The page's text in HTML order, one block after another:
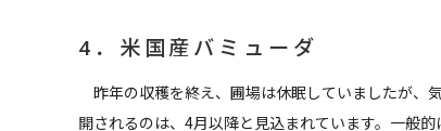
4．米国産バミューダ
昨年の収穫を終え、圃場は休眠していましたが、
開されるのは、4月以降と見込まれています。一般